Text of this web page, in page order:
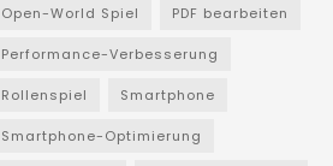
Open-World Spiel PDF bearbeiten
Performance-Verbesserung
Rollenspiel Smartphone
Smartphone-Optimierung